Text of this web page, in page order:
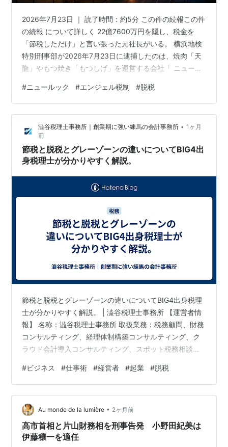
2026年7月23日 ｜ 読了時間：約5分 この件の続報この件
の続報 について詳しく 22億7600万円を隠し、税金を
「節税しただけ」と言い張った元社長がいる。 横浜地検
特別刑事部が2026年7月23日に逮捕したのは、焼肉「天
龍」やもつ焼き「もつしげ」を運営する会社「 ニュール
市旭区）である。 ほ脱税額は所得税およそ 3億6700万円
、隠したとされる所得は 22億7600万円 。 しかも会社自
体は事件当時、すでに上場企業「 あみやき亭 」の完全子
会社になっていた。 ニュールックとはどの飲食店を運営
する会社なのか、22億円はどこから湧いたの…
#ニュールック #エンジェル税制 #脱税
澁谷税理士事務所｜創業期に強い練馬の会計事務所 • 1ヶ月
前
節税と脱税とグレーゾーンの違いについてBIG4出
身税理士が分かりやすく解説。
節税と脱税とグレーゾーンの違いについてBIG4出身税理
士が分かりやすく解説。 | 澁谷税理士事務所 【運営者情
報】 名称：澁谷税理士事務所 取扱業務：税務顧問、財務
コンサルティング、経理体制構築コンサルティング、ク
ラウド会計導入コンサルティング、スポット税務相談、
セミナー講師、政治資金監査など サービス提供地域：東
京及び埼玉、千葉、神奈川を中心としてオンラインにて
全国対応 インボイス登録番号：T8810003064837 取引
金融機関：日本政策金融公庫、GMOあおぞらネット銀行
【資格・認定】 税理士（登録番号150781） 政治資金監
査人（登…
#ビジネス #仕事術 #経営者 #起業 #脱税
Au monde de la lumière • 2ヶ月前
高市首相と片山財務相を刑事告発 小野田紀美は
伊藤穰一を適任